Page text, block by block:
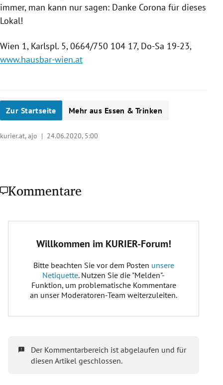
immer, man kann nur sagen: Danke Corona für dieses
Lokal!
Wien 1, Karlspl. 5, 0664/750 104 17, Do-Sa 19-23,
www.hausbar-wien.at
Zur Startseite Mehr aus Essen & Trinken
kurier.at, ajo | 24.06.2020, 5:00
Kommentare